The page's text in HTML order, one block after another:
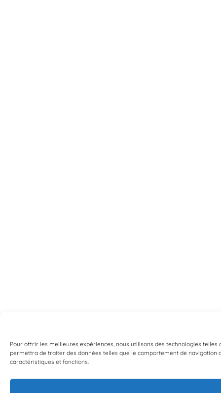
Pour offrir les meilleures expériences, nous utilisons des technologies
permettra de traiter des données telles que le comportement de
caractéristiques et fonctions.